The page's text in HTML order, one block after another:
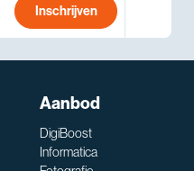
Inschrijven
Aanbod
DigiBoost
Informatica